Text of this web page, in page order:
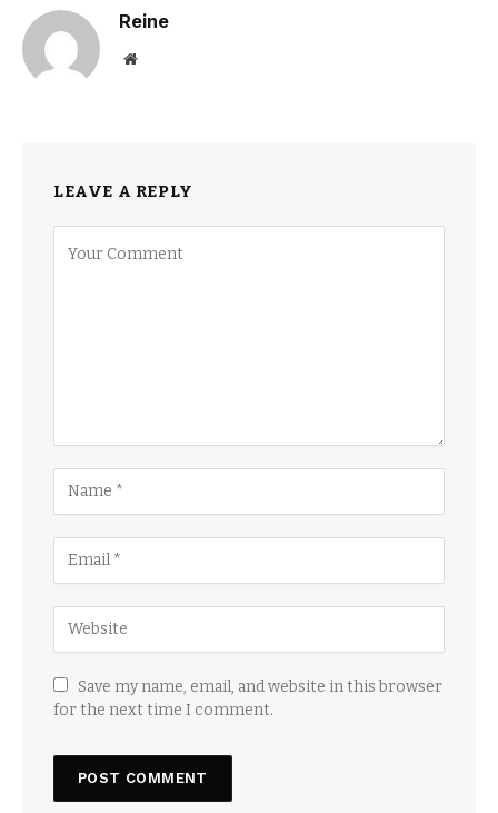
Reine
Website
LEAVE A REPLY
Save my name, email, and website in this browser
for the next time I comment.